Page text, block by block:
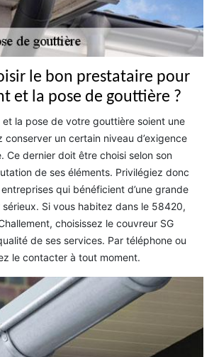
le bon prestataire pour
et la pose de gouttière ?
et la pose de votre gouttière soient une
conserver un certain niveau d’exigence
Ce dernier doit être choisi selon son
de ses éléments. Privilégiez donc
qui bénéficient d’une grande
sérieux. Si vous habitez dans le 58420,
choisissez le couvreur SG
de ses services. Par téléphone ou
le contacter à tout moment.